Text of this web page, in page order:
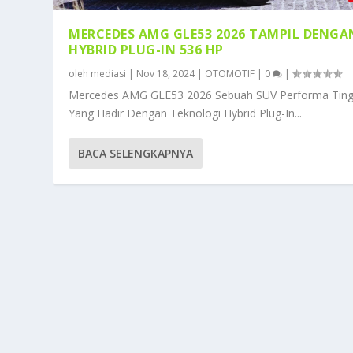
MERCEDES AMG GLE53 2026 TAMPIL
HYBRID PLUG-IN 536 HP
oleh mediasi | Nov 18, 2024| OTOMOTIF | 0 |
Mercedes AMG GLE53 2026 Sebuah SUV Performa
Yang Hadir Dengan Teknologi Hybrid Plug-In...
BACA SELENGKAPNYA